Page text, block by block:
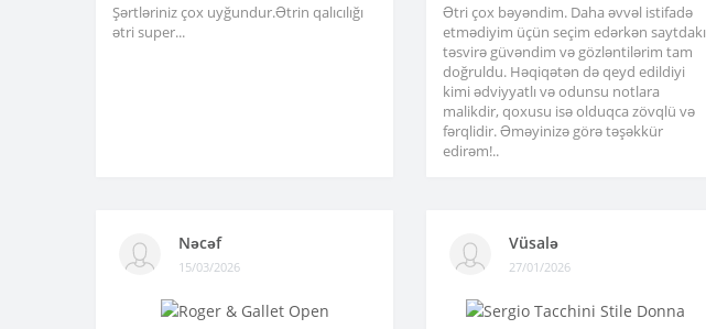
Şərtləriniz çox uyğundur.Ətrin qalıcılığı
ətri super...
Ətri çox bəyəndim. Daha əvvəl istifadə
etmədiyim üçün seçim edərkən saytdakı
təsvirə güvəndim və gözləntilərim tam
doğruldu. Həqiqətən də qeyd edildiyi
kimi ədviyyatlı və odunsu notlara
malikdir, qoxusu isə olduqca zövqlü və
fərqlidir. Əməyinizə görə təşəkkür
edirəm!..
Nəcəf
15/03/2026
Vüsalə
27/01/2026